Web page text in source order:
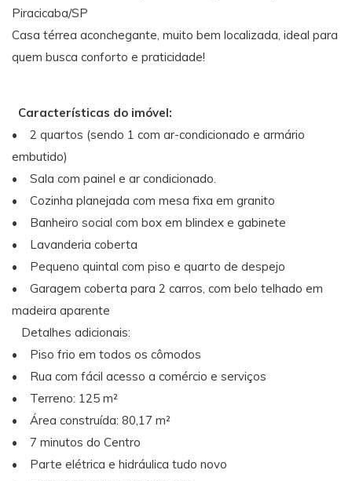
Piracicaba/SP
Casa térrea aconchegante, muito bem localizada, ideal para
quem busca conforto e praticidade!
Características do imóvel:
• 2 quartos (sendo 1 com ar-condicionado e armário
embutido)
• Sala com painel e ar condicionado.
• Cozinha planejada com mesa fixa em granito
• Banheiro social com box em blindex e gabinete
• Lavanderia coberta
• Pequeno quintal com piso e quarto de despejo
• Garagem coberta para 2 carros, com belo telhado em
madeira aparente
Detalhes adicionais:
• Piso frio em todos os cômodos
• Rua com fácil acesso a comércio e serviços
• Terreno: 125 m²
• Área construída: 80,17 m²
• 7 minutos do Centro
• Parte elétrica e hidráulica tudo novo